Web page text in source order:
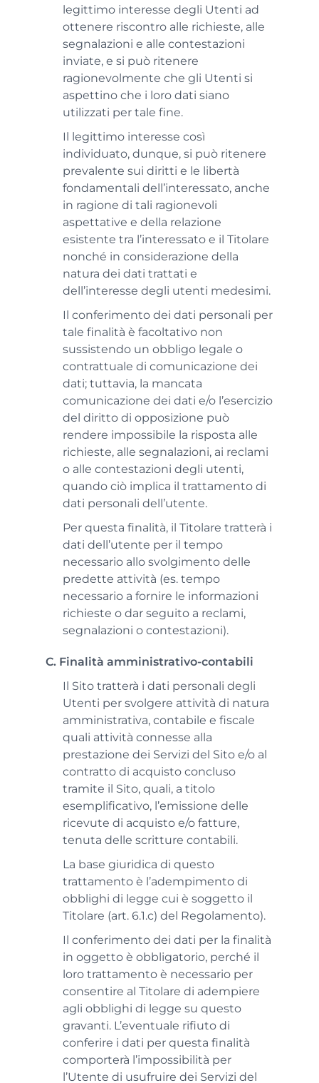
legittimo interesse degli Utenti ad
ottenere riscontro alle richieste, alle
segnalazioni e alle contestazioni
inviate, e si può ritenere
ragionevolmente che gli Utenti si
aspettino che i loro dati siano
utilizzati per tale fine.
Il legittimo interesse così
individuato, dunque, si può ritenere
prevalente sui diritti e le libertà
fondamentali dell’interessato, anche
in ragione di tali ragionevoli
aspettative e della relazione
esistente tra l’interessato e il Titolare
nonché in considerazione della
natura dei dati trattati e
dell’interesse degli utenti medesimi.
Il conferimento dei dati personali per
tale finalità è facoltativo non
sussistendo un obbligo legale o
contrattuale di comunicazione dei
dati; tuttavia, la mancata
comunicazione dei dati e/o l’esercizio
del diritto di opposizione può
rendere impossibile la risposta alle
richieste, alle segnalazioni, ai reclami
o alle contestazioni degli utenti,
quando ciò implica il trattamento di
dati personali dell’utente.
Per questa finalità, il Titolare tratterà i
dati dell’utente per il tempo
necessario allo svolgimento delle
predette attività (es. tempo
necessario a fornire le informazioni
richieste o dar seguito a reclami,
segnalazioni o contestazioni).
C. Finalità amministrativo-contabili
Il Sito tratterà i dati personali degli
Utenti per svolgere attività di natura
amministrativa, contabile e fiscale
quali attività connesse alla
prestazione dei Servizi del Sito e/o al
contratto di acquisto concluso
tramite il Sito, quali, a titolo
esemplificativo, l’emissione delle
ricevute di acquisto e/o fatture,
tenuta delle scritture contabili.
La base giuridica di questo
trattamento è l’adempimento di
obblighi di legge cui è soggetto il
Titolare (art. 6.1.c) del Regolamento).
Il conferimento dei dati per la finalità
in oggetto è obbligatorio, perché il
loro trattamento è necessario per
consentire al Titolare di adempiere
agli obblighi di legge su questo
gravanti. L’eventuale rifiuto di
conferire i dati per questa finalità
comporterà l’impossibilità per
l’Utente di usufruire dei Servizi del